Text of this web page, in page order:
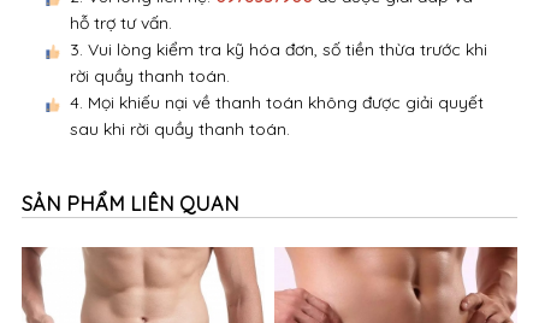
1. Địa chỉ mua hàng:324/4/5 Lý Thường Kiệt, Phường
14, Quận 10 (cũ), phường Diên Hồng (mới), TPHCM
2. Vui lòng liên hệ: 0978357900để được giải đáp và
hỗ trợ tư vấn.
4. Mọi khiếu nại về thanh toán không được giải quyết
SẢN PHẨM LIÊN QUAN